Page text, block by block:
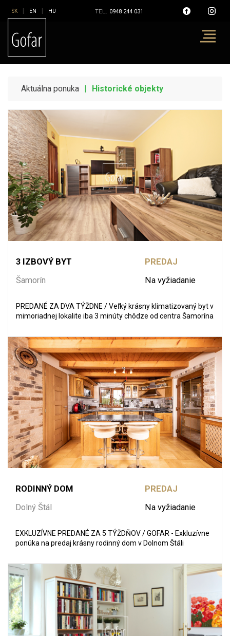
| | TEL. 0948 244 031
Aktuálna ponuka | Historické objekty
3 IZBOVÝ BYT
Šamorín
PREDAJ
Na vyžiadanie
PREDANÉ ZA DVA TÝŽDNE / Veľký krásny klimatizovaný byt v
mimoriadnej lokalite iba 3 minúty chôdze od centra Šamorína
RODINNÝ DOM
Dolný Štál
PREDAJ
Na vyžiadanie
EXKLUZÍVNE PREDANÉ ZA 5 TÝŽDŇOV / GOFAR - Exkluzívne
ponúka na predaj krásny rodinný dom v Dolnom Štáli